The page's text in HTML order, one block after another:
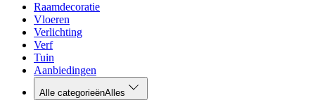
Raamdecoratie
Vloeren
Verlichting
Verf
Tuin
Aanbiedingen
Alle categorieënAlles